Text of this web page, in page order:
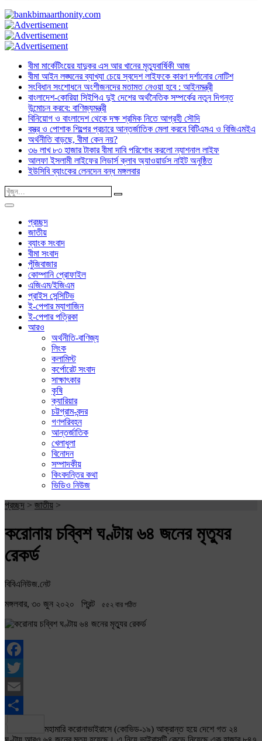
বীমা মার্কেটিংয়ের যাদুকর এস আর খানের মৃত্যুবার্ষিকী আজ
বীমা আইন লঙ্ঘনের ব্যাখ্যা চেয়ে স্বদেশ লাইফকে কারণ দর্শানোর নোটিশ
সংবিধান সংশোধনে অংশীজনদের মতামত নেওয়া হবে : আইনমন্ত্রী
বাংলাদেশ-কোরিয়া সিইপিএ দুই দেশের অর্থনৈতিক সম্পর্কের নতুন দিগন্ত
উন্মোচন করবে: বাণিজ্যমন্ত্রী
বিনিয়োগ ও বাংলাদেশ থেকে দক্ষ শ্রমিক নিতে আগ্রহী সৌদি
বস্ত্র ও পোশাক শিল্পের প্রচারে আন্তর্জাতিক মেলা করবে বিটিএমএ ও বিজিএমইএ
অর্থনীতি বাড়ছে, বীমা কেন নয়?
৩৬ লাখ ৮৩ হাজার টাকার বীমা দাবি পরিশোধ করলো ন্যাশনাল লাইফ
আলফা ইসলামী লাইফের লিডার্স ক্লাব অ্যাওয়ার্ডস নাইট অনুষ্ঠিত
ইউসিবি ব্যাংকের লেনদেন বন্ধ মঙ্গলবার
প্রচ্ছদ
জাতীয়
ব্যাংক সংবাদ
বীমা সংবাদ
পুঁজিবাজার
কোম্পানি প্রোফাইল
এজিএম/ইজিএম
প্রাইস সেন্সিটিভ
ই-পেপার ম্যাগাজিন
ই-পেপার পত্রিকা
আরও
অর্থনীতি-বাণিজ্য
লিংক
কলামিস্ট
কর্পোরেট সংবাদ
সাক্ষাৎকার
কৃষি
ক্যারিয়ার
চট্টগ্রাম-বন্দর
গণপরিবহন
আন্তর্জাতিক
খেলাধুলা
বিনোদন
সম্পাদকীয়
কিংবদন্তির কথা
ভিডিও নিউজ
প্রচ্ছদ > জাতীয় >
করোনায় চব্বিশ ঘণ্টায় ৬৪ জনের মৃত্যুর
রেকর্ড
বিবিএনিউজ.নেট
মঙ্গলবার, ৩০ জুন ২০২০ প্রিন্ট ৫৫২ বার পঠিত
Facebook
Twitter
Email
Share
মহামারি করোনাভাইরাসে (কোভিড-১৯) আক্রান্ত হয়ে দেশে গত ২৪